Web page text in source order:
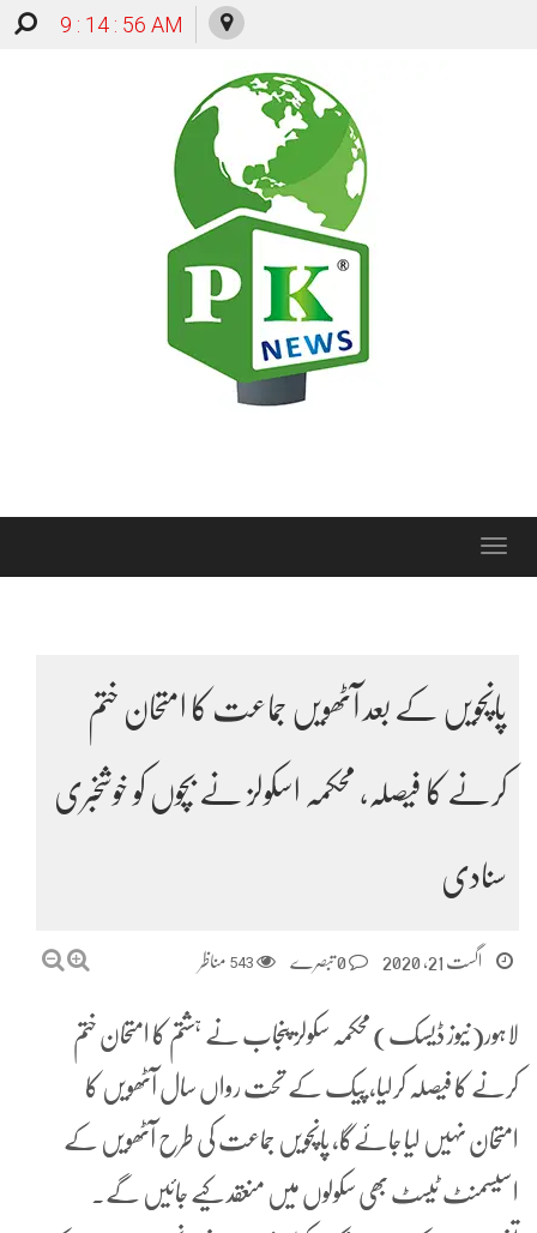
9 : 14 : 57 AM
Toggle
پانچویں کے بعد آٹھویں جماعت کا امتحان ختم
کرنے کا فیصلہ، محکمہ اسکولز نے بچوں کو خوشخبری
سنادی
اگست 21, 2020 543 مناظر
لاہور(نیوز ڈیسک) محکمہ سکولز پنجاب نے ہشتم کا امتحان ختم
کرنے کا فیصلہ کرلیا، پیک کے تحت رواں سال آٹھویں کا
امتحان نہیں لیا جائےگا، پانچویں جماعت کی طرح آٹھویں کے
اسیسمنٹ ٹیسٹ بھی سکولوں میں منعقد کیے جائیں گے۔